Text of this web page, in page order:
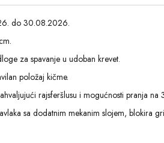
do 30.08.2026.
za spavanje u udoban krevet.
položaj kičme.
rajsferšlusu i mogućnosti pranja na
sa dodatnim mekanim slojem, blokira